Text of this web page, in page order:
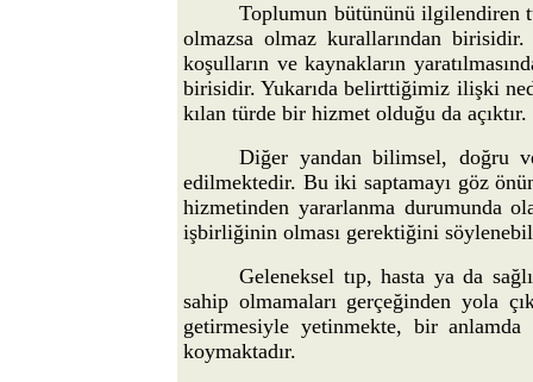
Toplumun bütününü ilgilendiren
olmazsa olmaz kurallarından
koşulların ve kaynakların
birisidir. Yukarıda belirttiğimiz ilişki
kılan türde bir hizmet olduğu da açıktır.
Diğer yandan bilimsel, doğru
edilmektedir. Bu iki saptamayı göz
hizmetinden yararlanma durumunda
işbirliğinin olması gerektiğini
Geleneksel tıp, hasta ya da
sahip olmamaları gerçeğinden yola
getirmesiyle yetinmekte, bir anlamda
koymaktadır.